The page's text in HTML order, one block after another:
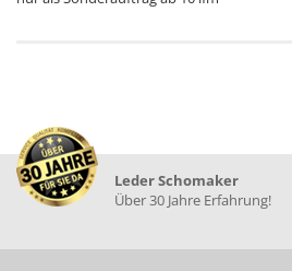
Leder Schomaker
Über 30 Jahre Erfahrung!